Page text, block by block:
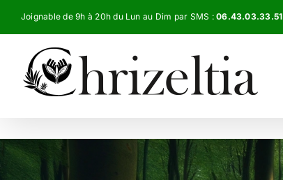
contenu
Joignable de 9h à 20h du Lun au Dim par SMS :06.43.03.33.51